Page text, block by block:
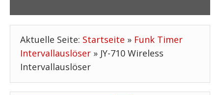
Aktuelle Seite: Startseite » Funk Timer
Intervallauslöser » JY-710 Wireless
Intervallauslöser